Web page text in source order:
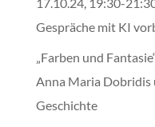
Gespräche mit KI
„Farben und
Anna Maria Dobridis
Geschichte